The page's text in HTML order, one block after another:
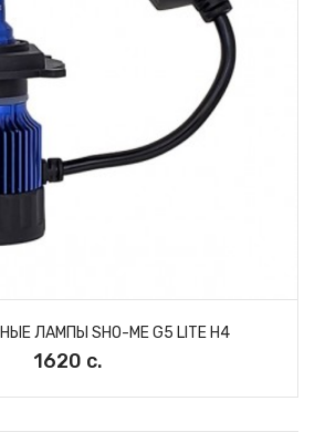
ЛАМПЫ SHO-ME G5 LITE H4
1620 с.